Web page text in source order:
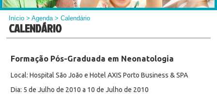
Início >Agenda> Calendário
CALENDÁRIO
Formação Pós-Graduada em Neonatologia
Local: Hospital São João e Hotel AXIS Porto Business & SPA
Dia: 5 de Julho de 2010 a 10 de Julho de 2010